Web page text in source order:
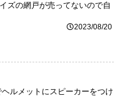
ズの網戸が売ってないので自
2023/08/20
ルメットにスピーカーをつけ